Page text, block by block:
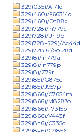
329(035)/Al71d
329(460)/F66314d
329(460)/Ot88d
329(728)/In779d
329(728)/Ur19p
329(728+729)/Ac44d
329(728.6)/So128d
329(8)/In779a
329(8)/In779p
329(8)/Z79r
329(85)/G875c
329(85)/J957p
329(866)/C7654m
329(866)/M8287o
329(866)/T7315p
329(866)/V443f
329(8=6)/C335c
329(8=6)/G9856f